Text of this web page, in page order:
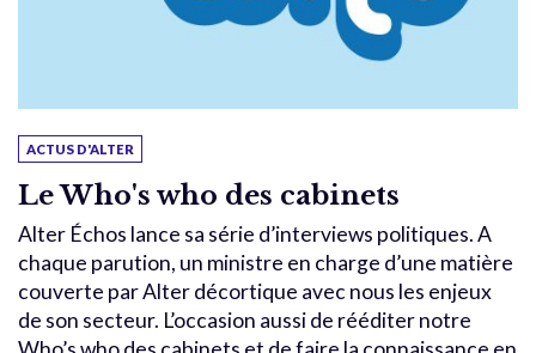
ACTUS D'ALTER
Le Who's who des cabinets
Alter Échos lance sa série d’interviews politiques. A
chaque parution, un ministre en charge d’une matière
couverte par Alter décortique avec nous les enjeux
de son secteur. L’occasion aussi de rééditer notre